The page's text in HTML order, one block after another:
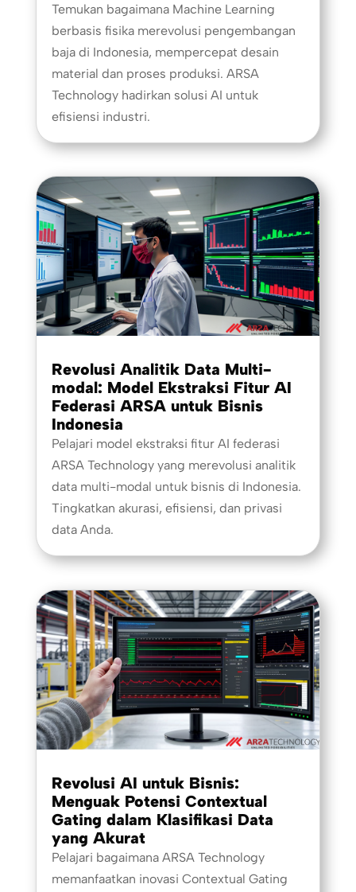
Temukan bagaimana Machine Learning
berbasis fisika merevolusi pengembangan
baja di Indonesia, mempercepat desain
material dan proses produksi. ARSA
Technology hadirkan solusi AI untuk
efisiensi industri.
Revolusi Analitik Data Multi-
modal: Model Ekstraksi Fitur AI
Federasi ARSA untuk Bisnis
Indonesia
Pelajari model ekstraksi fitur AI federasi
ARSA Technology yang merevolusi analitik
data multi-modal untuk bisnis di Indonesia.
Tingkatkan akurasi, efisiensi, dan privasi
data Anda.
Revolusi AI untuk Bisnis:
Menguak Potensi Contextual
Gating dalam Klasifikasi Data
yang Akurat
Pelajari bagaimana ARSA Technology
memanfaatkan inovasi Contextual Gating